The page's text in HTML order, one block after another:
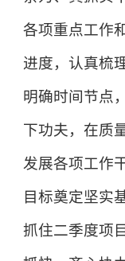
各项重点工作
进度，认真梳
明确时间节点
下功夫，在质
发展各项工作
目标奠定坚实
抓住二季度项